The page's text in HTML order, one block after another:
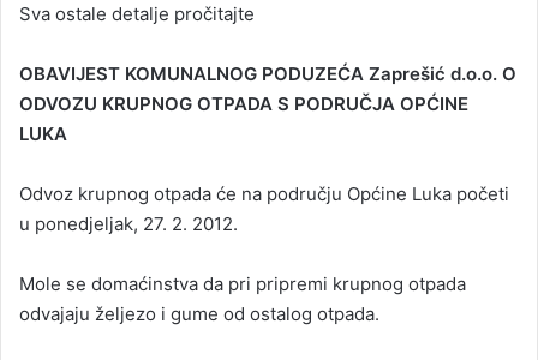
Sva ostale detalje pročitajte
OBAVIJEST KOMUNALNOG PODUZEĆA Zaprešić d.o.o. O
ODVOZU KRUPNOG OTPADA S PODRUČJA OPĆINE
LUKA
Odvoz krupnog otpada će na području Općine Luka početi
u ponedjeljak, 27. 2. 2012.
Mole se domaćinstva da pri pripremi krupnog otpada
odvajaju željezo i gume od ostalog otpada.